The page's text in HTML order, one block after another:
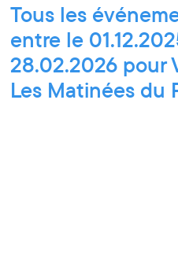
Tous les
entre le
28.02.2026 pour
Les Matinées du